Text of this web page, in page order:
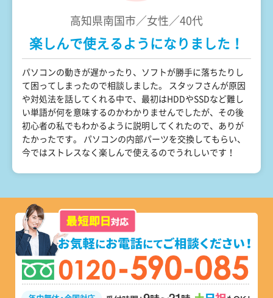
高知県南国市／女性／40代
楽しんで使えるようになりました！
パソコンの動きが遅かったり、ソフトが勝手に落ちたりし
て困ってしまったので相談しました。 スタッフさんが原因
や対処法を話してくれる中で、最初はHDDやSSDなど難し
い単語が何を意味するのかわかりませんでしたが、その後
初心者の私でもわかるように説明してくれたので、ありが
たかったです。 パソコンの内部パーツを交換してもらい、
今ではストレスなく楽しんで使えるのでうれしいです！